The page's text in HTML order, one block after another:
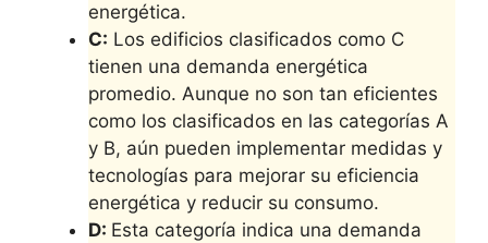
energética.
C: Los edificios clasificados como C
tienen una demanda energética
promedio. Aunque no son tan eficientes
como los clasificados en las categorías A
y B, aún pueden implementar medidas y
tecnologías para mejorar su eficiencia
energética y reducir su consumo.
D: Esta categoría indica una demanda